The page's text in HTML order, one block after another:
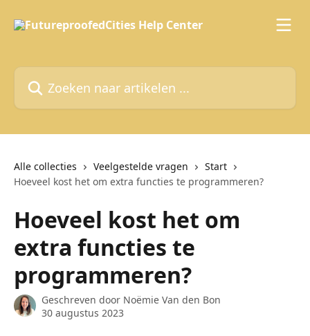
Zoeken naar artikelen ...
Alle collecties Veelgestelde vragen
Start
Hoeveel kost het om extra functies te programmeren?
Hoeveel kost het om
extra functies te
programmeren?
Geschreven door Noëmie Van den Bon
30 augustus 2023